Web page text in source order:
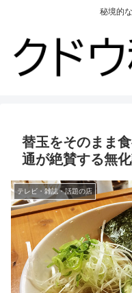
秘境的
替玉をそのまま
通が絶賛する無
テレビ・雑誌・話題の店